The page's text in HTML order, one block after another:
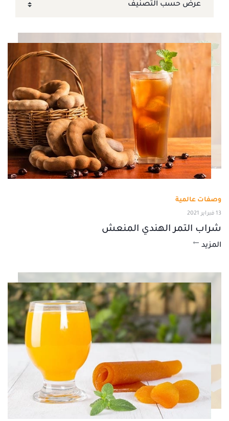
وصفات عالمية
13 فبراير 2021
شراب التمر الهندي المنعش
المزيد